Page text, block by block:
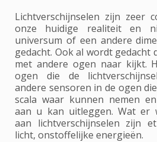
Lichtverschijnselen zijn zeer
onze huidige realiteit en
universum of een andere
gedacht. Ook al wordt
met andere ogen naar kijkt.
ogen die de
andere sensoren in de ogen
scala waar kunnen nemen
aan u kan uitleggen. Wat er
aan lichtverschijnselen zijn
licht, onstoffelijke energieën.